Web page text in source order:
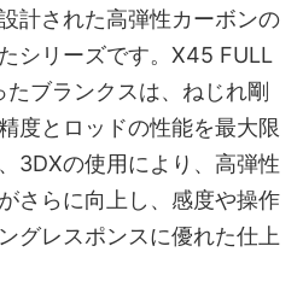
計された高弾性カーボンの
シリーズです。X45 FULL
たブランクスは、ねじれ剛
度とロッドの性能を最大限
3DXの使用により、高弾性
さらに向上し、感度や操作
グレスポンスに優れた仕上